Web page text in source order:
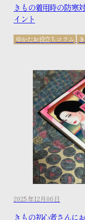
きもの着用時の防寒
イント
ゆかたお役立ちコラム
2025年12月06日
きもの初心者さんに